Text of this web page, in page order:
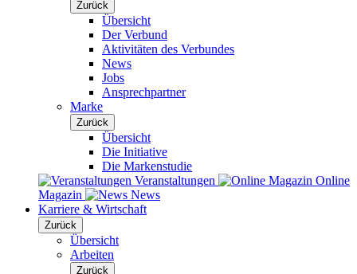
Zurück
Übersicht
Der Verbund
Aktivitäten des Verbundes
News
Jobs
Ansprechpartner
Marke
Zurück
Übersicht
Die Initiative
Die Markenstudie
Veranstaltungen
Online
Magazin
News
Karriere & Wirtschaft
Zurück
Übersicht
Arbeiten
Zurück